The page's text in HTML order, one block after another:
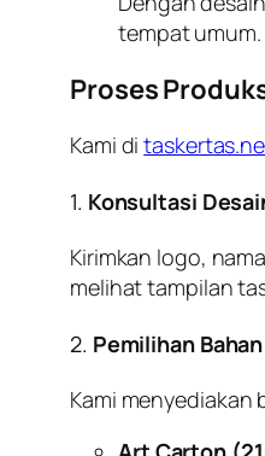
tempat umum.
Proses
Kami di
1. Konsultasi
Kirimkan logo,
melihat tampilan
2. Pemilihan Bahan
Kami menyediakan